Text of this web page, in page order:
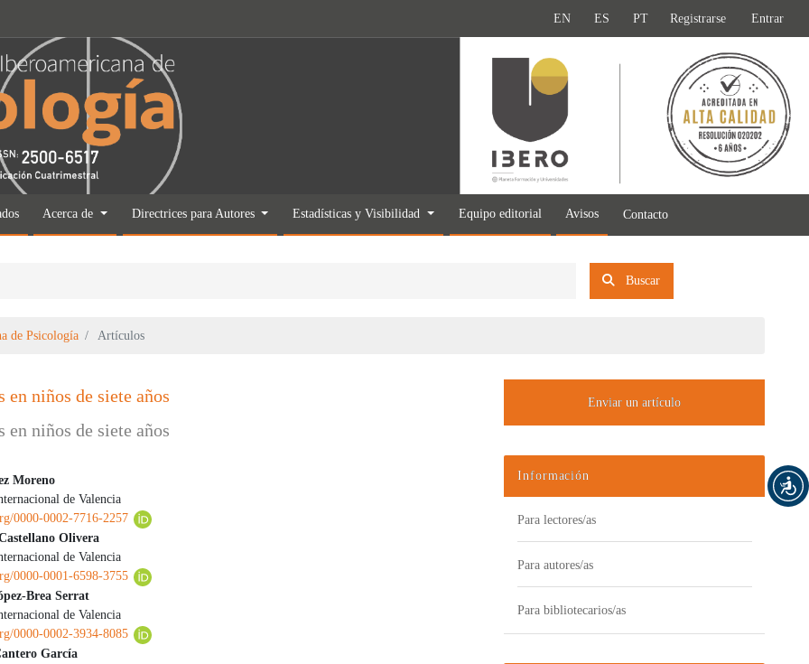
EN ES PT Registrarse Entrar
Acerca de Directrices para Autores Estadísticas y Visibilidad Equipo editorial Avisos Contacto
Buscar
de Psicología Artículos
niños de siete años
niños de siete años
principal del artículo
Moreno
de Valencia
0000-0002-7716-2257
Olivera
de Valencia
0000-0001-6598-3755
Brea Serrat
de Valencia
0000-0002-3934-8085
García
Enviar un artículo
Información
Para lectores/as
Para autores/as
Para bibliotecarios/as